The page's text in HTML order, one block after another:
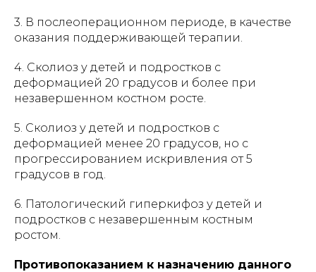
3. В послеоперационном периоде, в качестве
оказания поддерживающей терапии.
4. Сколиоз у детей и подростков с
деформацией 20 градусов и более при
незавершенном костном росте.
5. Сколиоз у детей и подростков с
деформацией менее 20 градусов, но с
прогрессированием искривления от 5
градусов в год.
6. Патологический гиперкифоз у детей и
подростков с незавершенным костным
ростом.
Противопоказанием к назначению данного